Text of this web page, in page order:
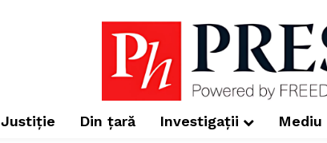
Justiție Din țară Investigații Mediu